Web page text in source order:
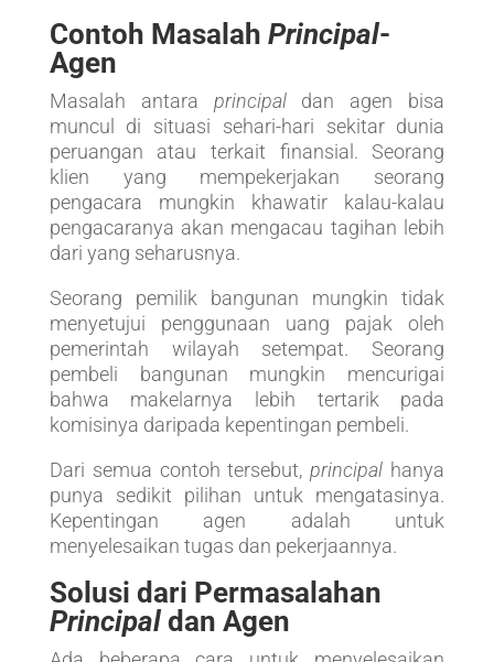
Contoh Masalah Principal-
Agen
Masalah antara principaldan agen bisa
muncul di situasi sehari-hari sekitar dunia
peruangan atau terkait finansial. Seorang
klien yang mempekerjakan seorang
pengacara mungkin khawatir kalau-kalau
pengacaranya akan mengacau tagihan lebih
dari yang seharusnya.
Seorang pemilik bangunan mungkin tidak
menyetujui penggunaan uang pajak oleh
pemerintah wilayah setempat. Seorang
pembeli bangunan mungkin mencurigai
bahwa makelarnya lebih tertarik pada
komisinya daripada kepentingan pembeli.
Dari semua contoh tersebut,principal hanya
punya sedikit pilihan untuk mengatasinya.
Kepentingan agen adalah untuk
menyelesaikan tugas dan pekerjaannya.
Solusi dari Permasalahan
Principaldan Agen